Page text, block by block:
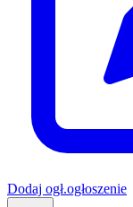
Dodaj ogł.ogłoszenie